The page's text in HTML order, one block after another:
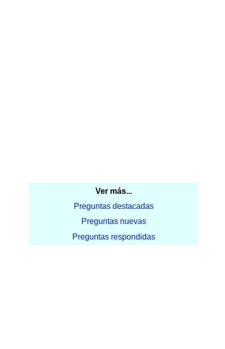
Ver más...
Preguntas destacadas
Preguntas nuevas
Preguntas respondidas